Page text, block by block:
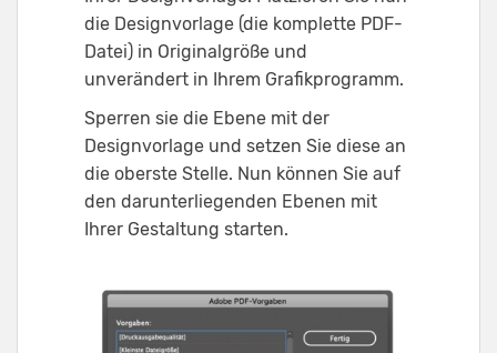
die Designvorlage (die komplette PDF-
Datei) in Originalgröße und
unverändert in Ihrem Grafikprogramm.
Sperren sie die Ebene mit der
Designvorlage und setzen Sie diese an
die oberste Stelle. Nun können Sie auf
den darunterliegenden Ebenen mit
Ihrer Gestaltung starten.